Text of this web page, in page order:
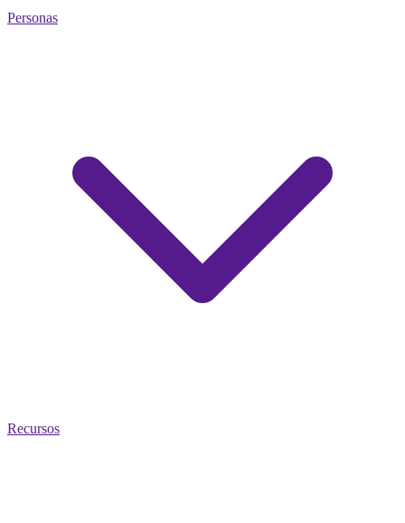
Personas
Recursos